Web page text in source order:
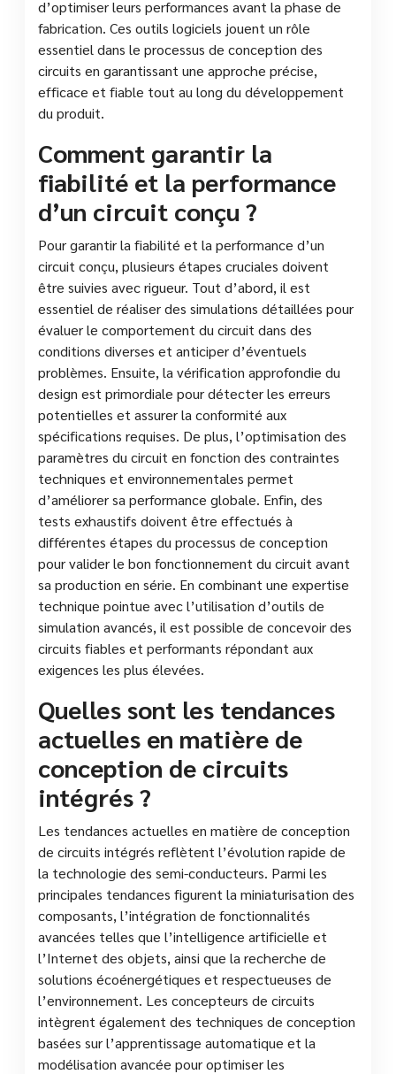
d’optimiser leurs performances avant la phase de
fabrication. Ces outils logiciels jouent un rôle
essentiel dans le processus de conception des
circuits en garantissant une approche précise,
efficace et fiable tout au long du développement
du produit.
Comment garantir la
fiabilité et la performance
d’un circuit conçu ?
Pour garantir la fiabilité et la performance d’un
circuit conçu, plusieurs étapes cruciales doivent
être suivies avec rigueur. Tout d’abord, il est
essentiel de réaliser des simulations détaillées pour
évaluer le comportement du circuit dans des
conditions diverses et anticiper d’éventuels
problèmes. Ensuite, la vérification approfondie du
design est primordiale pour détecter les erreurs
potentielles et assurer la conformité aux
spécifications requises. De plus, l’optimisation des
paramètres du circuit en fonction des contraintes
techniques et environnementales permet
d’améliorer sa performance globale. Enfin, des
tests exhaustifs doivent être effectués à
différentes étapes du processus de conception
pour valider le bon fonctionnement du circuit avant
sa production en série. En combinant une expertise
technique pointue avec l’utilisation d’outils de
simulation avancés, il est possible de concevoir des
circuits fiables et performants répondant aux
exigences les plus élevées.
Quelles sont les tendances
actuelles en matière de
conception de circuits
intégrés ?
Les tendances actuelles en matière de conception
de circuits intégrés reflètent l’évolution rapide de
la technologie des semi-conducteurs. Parmi les
principales tendances figurent la miniaturisation des
composants, l’intégration de fonctionnalités
avancées telles que l’intelligence artificielle et
l’Internet des objets, ainsi que la recherche de
solutions écoénergétiques et respectueuses de
l’environnement. Les concepteurs de circuits
intègrent également des techniques de conception
basées sur l’apprentissage automatique et la
modélisation avancée pour optimiser les